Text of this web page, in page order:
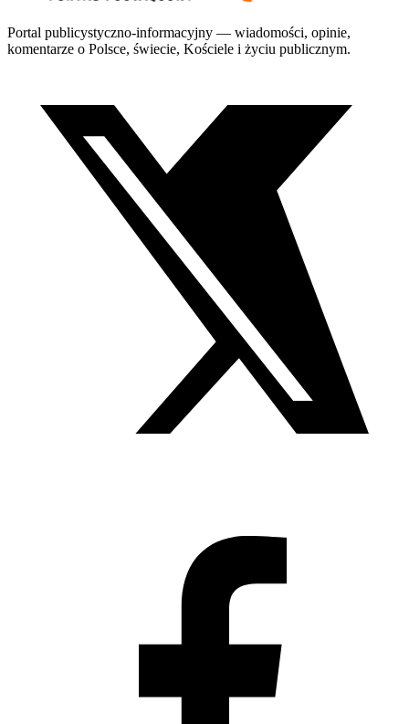
Portal publicystyczno-informacyjny — wiadomości, opinie,
komentarze o Polsce, świecie, Kościele i życiu publicznym.